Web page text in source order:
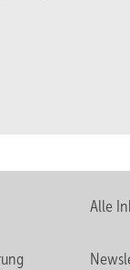
Alle